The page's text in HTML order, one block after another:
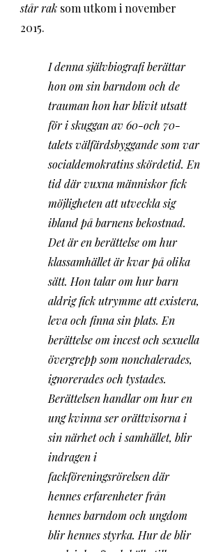
står rak som utkom i november
2015.
I denna självbiografi berättar
hon om sin barndom och de
trauman hon har blivit utsatt
för i skuggan av 60-och 70-
talets välfärdsbyggande som var
socialdemokratins skördetid. En
tid där vuxna människor fick
möjligheten att utveckla sig
ibland på barnens bekostnad.
Det är en berättelse om hur
klassamhället är kvar på olika
sätt. Hon talar om hur barn
aldrig fick utrymme att existera,
leva och finna sin plats. En
berättelse om incest och sexuella
övergrepp som nonchalerades,
ignorerades och tystades.
Berättelsen handlar om hur en
ung kvinna ser orättvisorna i
sin närhet och i samhället, blir
indragen i
fackföreningsrörelsen där
hennes erfarenheter från
hennes barndom och ungdom
blir hennes styrka. Hur de blir